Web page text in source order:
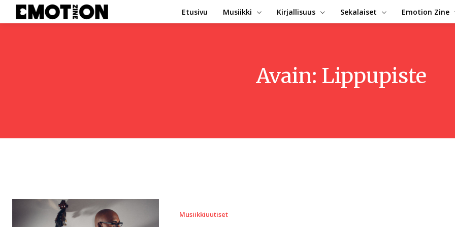
Etusivu Musiikki Kirjallisuus Sekalaiset Emotion Zine
Avain: Lippupiste
Musiikkiuutiset